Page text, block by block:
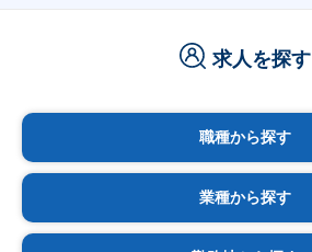
求人を探す
職種から探す
業種から探す